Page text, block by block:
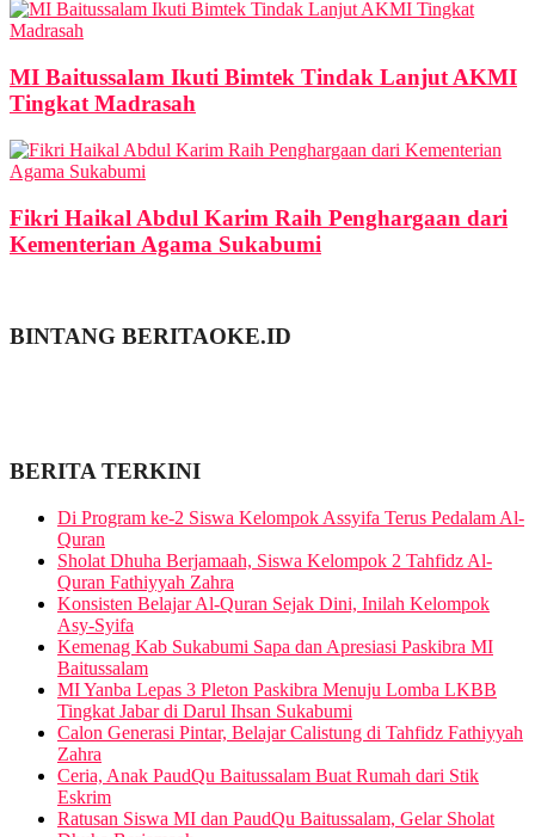
MI Baitussalam Ikuti Bimtek Tindak Lanjut AKMI
Tingkat Madrasah
Fikri Haikal Abdul Karim Raih Penghargaan dari
Kementerian Agama Sukabumi
BINTANG BERITAOKE.ID
BERITA TERKINI
Di Program ke-2 Siswa Kelompok Assyifa Terus Pedalam Al-
Quran
Sholat Dhuha Berjamaah, Siswa Kelompok 2 Tahfidz Al-
Quran Fathiyyah Zahra
Konsisten Belajar Al-Quran Sejak Dini, Inilah Kelompok
Asy-Syifa
Kemenag Kab Sukabumi Sapa dan Apresiasi Paskibra MI
Baitussalam
MI Yanba Lepas 3 Pleton Paskibra Menuju Lomba LKBB
Tingkat Jabar di Darul Ihsan Sukabumi
Calon Generasi Pintar, Belajar Calistung di Tahfidz Fathiyyah
Zahra
Ceria, Anak PaudQu Baitussalam Buat Rumah dari Stik
Eskrim
Ratusan Siswa MI dan PaudQu Baitussalam, Gelar Sholat